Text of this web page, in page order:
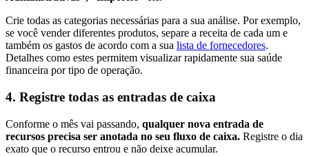
Crie todas as categorias necessárias para a sua análise. Por exemplo,
se você vender diferentes produtos, separe a receita de cada um e
também os gastos de acordo com a sua lista de fornecedores.
Detalhes como estes permitem visualizar rapidamente sua saúde
financeira por tipo de operação.
4. Registre todas as entradas de caixa
Conforme o mês vai passando, qualquer nova entrada de
recursos precisa ser anotada no seu fluxo de caixa. Registre o dia
exato que o recurso entrou e não deixe acumular.